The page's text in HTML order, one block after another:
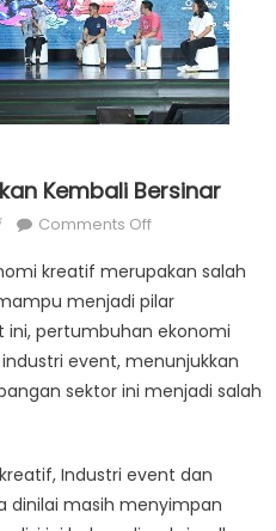
Kembali Bersinar
Comments Offon
Event
Diyakini
Akan
Kembali
Bersinar
kreatif merupakan salah
menjadi pilar
ini, pertumbuhan ekonomi
event, menunjukkan
sektor ini menjadi salah
Industri event dan
dinilai masih menyimpan